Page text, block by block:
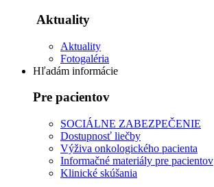
Aktuality
Aktuality
Fotogaléria
Hľadám informácie
Pre pacientov
SOCIÁLNE ZABEZPEČENIE
Dostupnosť liečby
Výživa onkologického pacienta
Informačné materiály pre pacientov
Klinické skúšania